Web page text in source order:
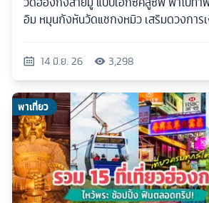
อิม หมุนกังหันวัดแชกงหมิว เสริมดวงการเ
14 มิ.ย. 26 3,298
พาเที่ยว